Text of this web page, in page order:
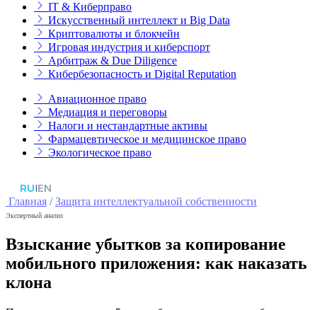
IT & Киберправо
Искусственный интеллект и Big Data
Криптовалюты и блокчейн
Игровая индустрия и киберспорт
Арбитраж & Due Diligence
Кибербезопасность и Digital Reputation
Авиационное право
Медиация и переговоры
Налоги и нестандартные активы
Фармацевтическое и медицинское право
Экологическое право
RU|EN
Главная /Защита интеллектуальной собственности
Экспертный анализ
Взыскание убытков за копирование
мобильного приложения: как наказать
клона